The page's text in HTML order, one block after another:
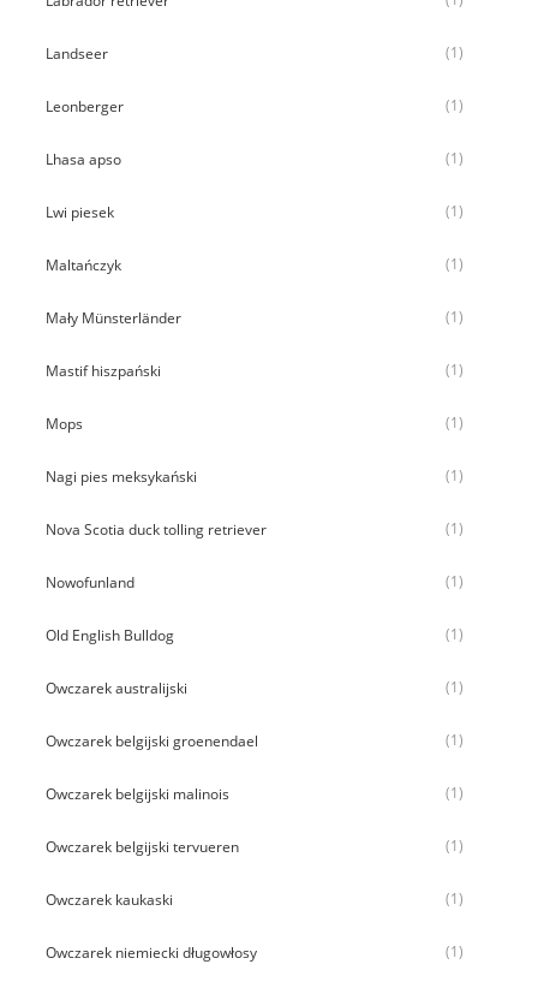
Landseer (1)
Leonberger (1)
Lhasa apso (1)
Lwi piesek (1)
Maltańczyk (1)
Mały Münsterländer (1)
Mastif hiszpański (1)
Mops (1)
Nagi pies meksykański (1)
Nova Scotia duck tolling retriever (1)
Nowofunland (1)
Old English Bulldog (1)
Owczarek australijski (1)
Owczarek belgijski groenendael (1)
Owczarek belgijski malinois (1)
Owczarek belgijski tervueren (1)
Owczarek kaukaski (1)
Owczarek niemiecki długowłosy (1)